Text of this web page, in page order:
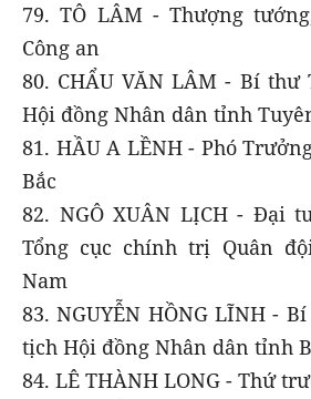
79. TÔ LÂM - Thượng
Công an
80. CHẨU VĂN LÂM - Bí thư
Hội đồng Nhân dân tỉnh
81. HẦU A LỀNH - Phó
Bắc
82. NGÔ XUÂN LỊCH - Đại
Tổng cục chính trị Quân
Nam
83. NGUYỄN HỒNG LĨNH -
tịch Hội đồng Nhân dân tỉnh
84. LÊ THÀNH LONG - Thứ